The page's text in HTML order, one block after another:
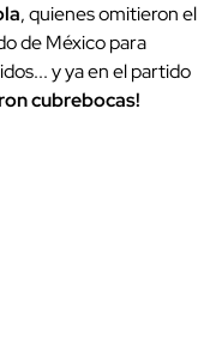
, quienes omitieron el
de México para
y ya en el partido
cubrebocas!